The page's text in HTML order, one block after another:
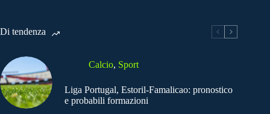
Di tendenza
Calcio, Sport
Liga Portugal, Estoril-Famalicao: pronostico
e probabili formazioni